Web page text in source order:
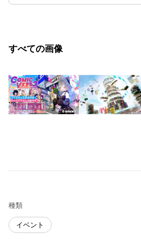
すべての画像
種類
イベント